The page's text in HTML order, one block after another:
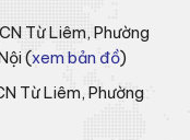
Từ Liêm, Phường
(xem bản đồ)
Từ Liêm, Phường